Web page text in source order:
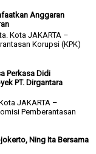
Anggaran
Kota JAKARTA –
Korupsi (KPK)
Perkasa Didi
PT. Dirgantara
JAKARTA –
Pemberantasan
Ning Ita Bersama